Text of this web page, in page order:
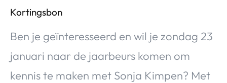
Kortingsbon
Ben je geïnteresseerd en wil je zondag 23
januari naar de jaarbeurs komen om
kennis te maken met Sonja Kimpen? Met